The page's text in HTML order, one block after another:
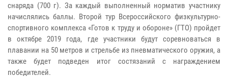
снаряда (700 г). За каждый выполненный норматив участнику
начислялись баллы. Второй тур Всероссийского физкультурно-
спортивного комплекса «Готов к труду и обороне» (ГТО) пройдет
в октябре 2019 года, где участники будут соревноваться в
плавании на 50 метров и стрельбе из пневматического оружия, а
также будет подведен итог состязаний с награждением
победителей.